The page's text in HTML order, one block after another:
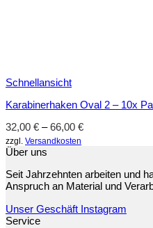
Schnellansicht
Karabinerhaken Oval 2 – 10x
32,00 € –66,00 €
zzgl. Versandkosten
Über uns
Seit Jahrzehnten arbeiten und
Anspruch an Material und
Unser Geschäft Instagram
Service